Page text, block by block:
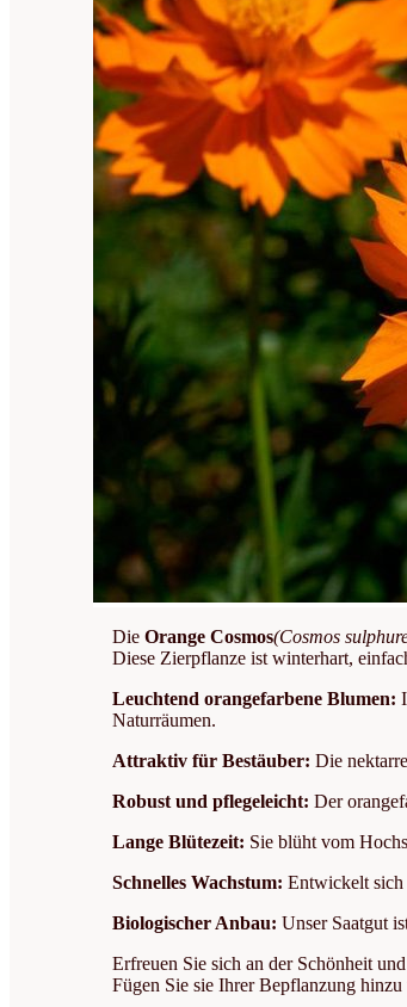
DieOrange Cosmos(Cosmos
Diese Zierpflanze ist winterhart,
Leuchtend orangefarbene Blumen:
Naturräumen.
Attraktiv für Bestäuber: Die
Robust und pflegeleicht: Der
Lange Blütezeit: Sie blüht vom
Schnelles Wachstum: Entwickelt sich
Biologischer Anbau: Unser Saatgut
Erfreuen Sie sich an der Schönheit
Fügen Sie sie Ihrer Bepflanzung